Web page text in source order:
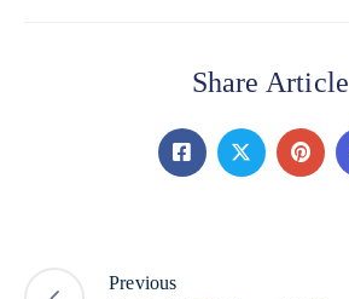
Share Article
Previous